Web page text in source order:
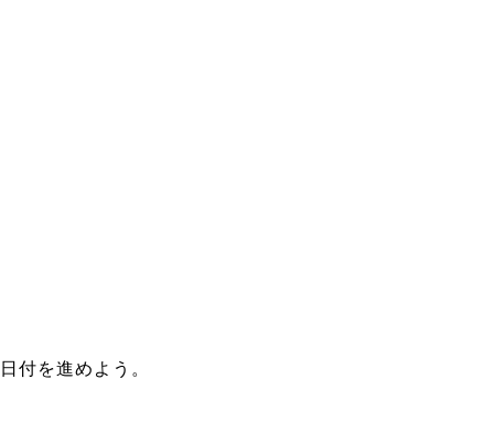
日付を進めよう。